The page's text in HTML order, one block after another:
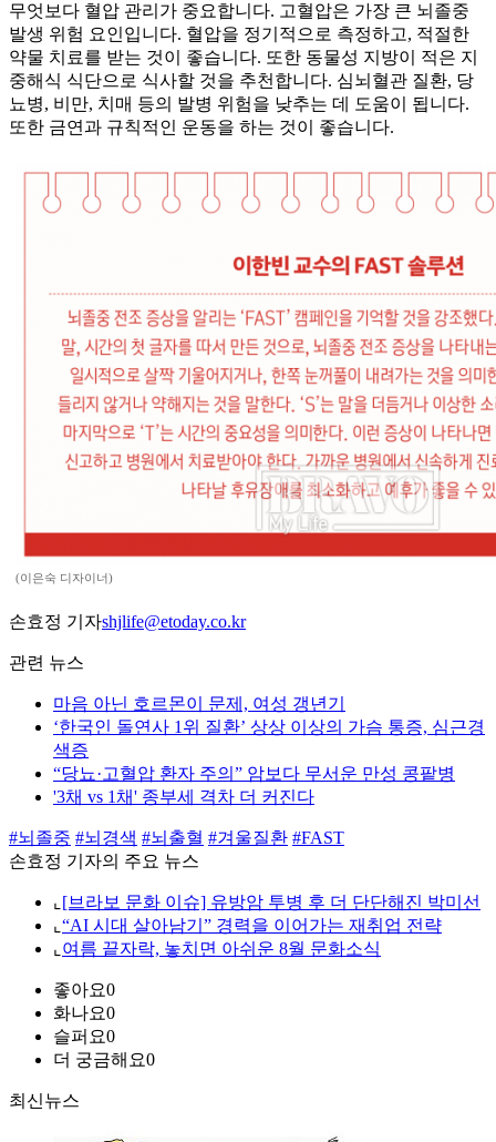
무엇보다 혈압 관리가 중요합니다. 고혈압은 가장 큰 뇌졸중
발생 위험 요인입니다. 혈압을 정기적으로 측정하고, 적절한
약물 치료를 받는 것이 좋습니다. 또한 동물성 지방이 적은 지
중해식 식단으로 식사할 것을 추천합니다. 심뇌혈관 질환, 당
뇨병, 비만, 치매 등의 발병 위험을 낮추는 데 도움이 됩니다.
또한 금연과 규칙적인 운동을 하는 것이 좋습니다.
(이은숙 디자이너)
손효정 기자shjlife@etoday.co.kr
관련 뉴스
마음 아닌 호르몬이 문제, 여성 갱년기
‘한국인 돌연사 1위 질환’ 상상 이상의 가슴 통증, 심근경
색증
“당뇨·고혈압 환자 주의” 암보다 무서운 만성 콩팥병
'3채 vs 1채' 종부세 격차 더 커진다
#뇌졸중 #뇌경색 #뇌출혈 #겨울질환 #FAST
손효정 기자의 주요 뉴스
⌞ [브라보 문화 이슈] 유방암 투병 후 더 단단해진 박미선
⌞ “AI 시대 살아남기” 경력을 이어가는 재취업 전략
⌞ 여름 끝자락, 놓치면 아쉬운 8월 문화소식
좋아요0
화나요0
슬퍼요0
더 궁금해요0
최신뉴스